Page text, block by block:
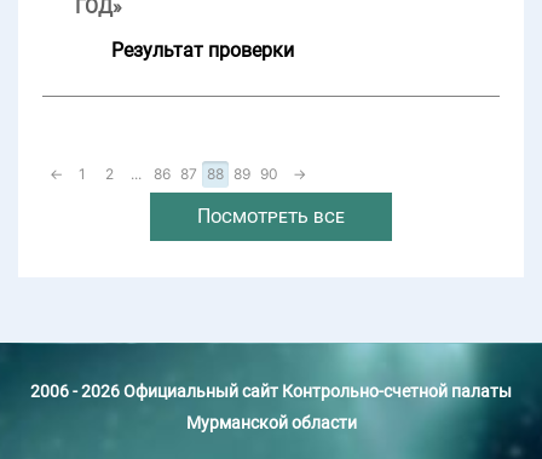
ГОД»
Результат проверки
← 1 2 ... 86 87 88 89 90 →
Посмотреть все
2006 - 2026 Официальный сайт Контрольно-счетной палаты
Мурманской области